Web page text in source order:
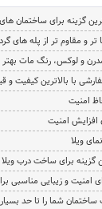
گزینه برای ساختمان
تر و مقاوم تر از پله های
و لوکس، رنگ مات
با بالاترین کیفیت
امنیت
افزایش امنیت
ویلا
امنیت و زیبایی مناسبی
شما را تا حد